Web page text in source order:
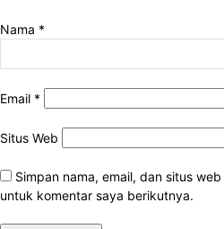
Nama *
Email *
Situs Web
Simpan nama, email, dan situs
untuk komentar saya berikutnya.